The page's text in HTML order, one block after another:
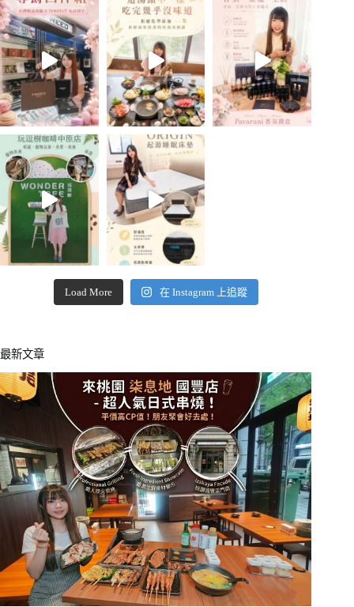
Load More 在 Instagram 上追蹤
最新文章